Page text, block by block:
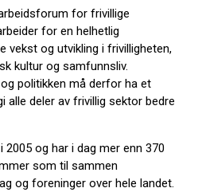
for frivillige
for en helhetlig
vekst og utvikling i frivilligheten,
kultur og samfunnsliv.
politikken må derfor ha et
alle deler av frivillig sektor bedre
og har i dag mer enn 370
som til sammen
og foreninger over hele landet.